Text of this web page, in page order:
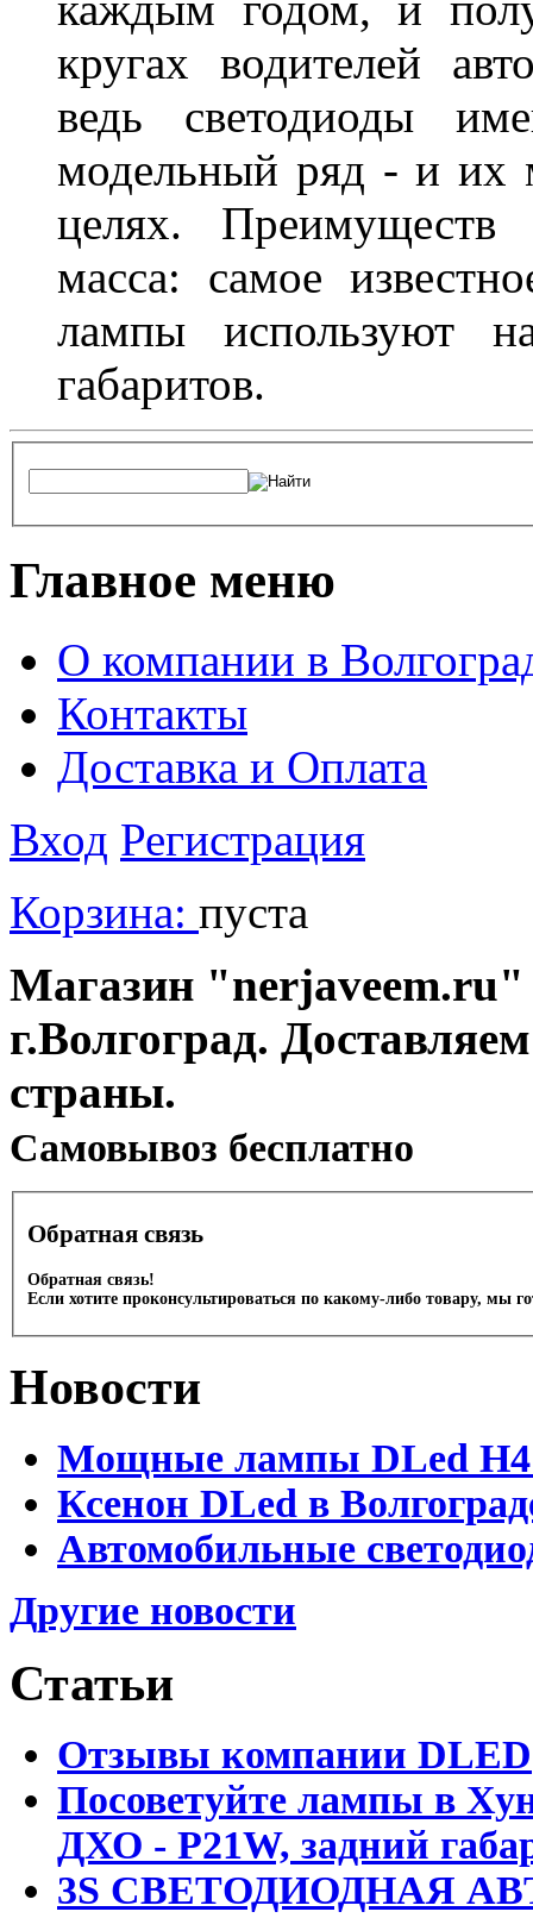
кругах водителей
ведь светодиоды
модельный ряд - и их
целях.
масса: самое
лампы используют
габаритов.
Главное меню
О компании в
Контакты
Доставка и Оплата
Вход Регистрация
Корзина: пуста
Магазин "nerjaveem.ru"
г.Волгоград.
страны.
Cамовывоз бесплатно
Обратная связь
Обратная связь!
Если хотите проконсультироваться по какому-либо товару, мы
Новости
Мощные лампы DLed H4
Ксенон DLed в
Автомобильные
Другие новости
Статьи
Отзывы компании DLED
Посоветуйте лампы в
ДХО - P21W, задний
3S СВЕТОДИОДНАЯ